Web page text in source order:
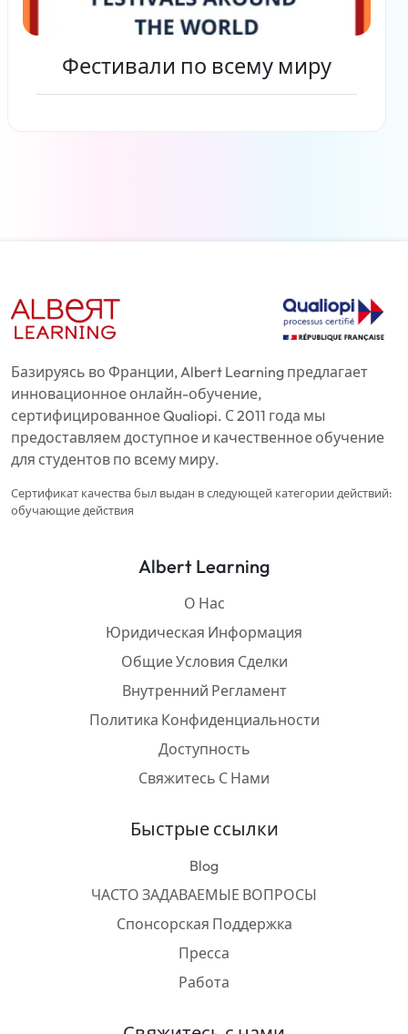
Фестивали по всему миру
Базируясь во Франции, Albert Learning предлагает
инновационное онлайн-обучение,
сертифицированное Qualiopi. С 2011 года мы
предоставляем доступное и качественное обучение
для студентов по всему миру.
Сертификат качества был выдан в следующей категории действий:
обучающие действия
Albert Learning
О Нас
Юридическая Информация
Общие Условия Сделки
Внутренний Регламент
Политика Конфиденциальности
Доступность
Свяжитесь С Нами
Быстрые ссылки
Blog
ЧАСТО ЗАДАВАЕМЫЕ ВОПРОСЫ
Спонсорская Поддержка
Пресса
Работа